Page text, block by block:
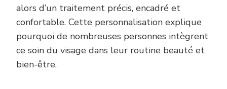
alors d’un traitement précis, encadré et
confortable. Cette personnalisation explique
pourquoi de nombreuses personnes intègrent
ce soin du visage dans leur routine beauté et
bien-être.